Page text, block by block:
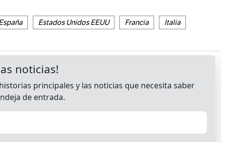
Estados Unidos EEUU Francia
Italia